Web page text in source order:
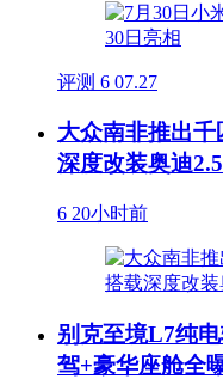
评测 6 07.27
大众南非推出
深度改装奥迪
6 20小时前
别克至境L7纯
驾+豪华座舱全